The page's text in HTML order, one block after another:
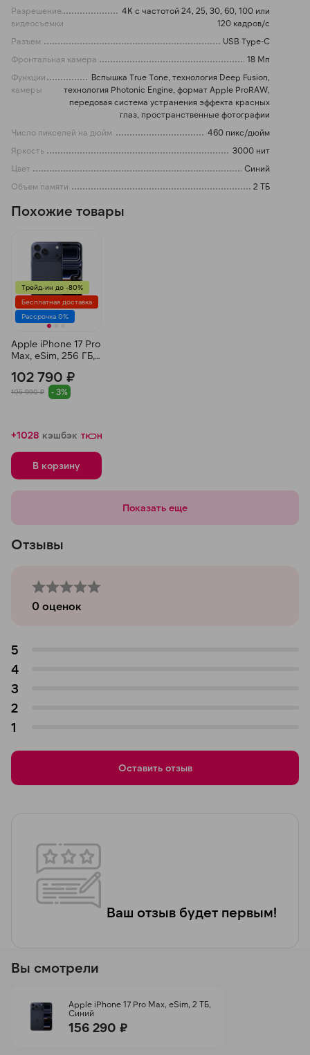
Разрешение
видеосъемки
4K с частотой 24, 25, 30, 60, 100 или
120 кадров/с
Разъем
USB Type-C
Фронтальная камера
18 Мп
Функции
камеры
Вспышка True Tone, технология Deep Fusion,
технология Photonic Engine, формат Apple ProRAW,
передовая система устранения эффекта красных
глаз, пространственные фотографии
Число пикселей на дюйм
460 пикс/дюйм
Яркость
3000 нит
Цвет
Синий
Объем памяти
2 ТБ
Похожие товары
Трейд-ин до -80%
Бесплатная доставка
Рассрочка 0%
Apple iPhone 17 Pro
Max, eSim, 256 ГБ,
102 790 ₽
105 990 ₽ - 3%
+1028 кэшбэк
В корзину
Показать еще
Отзывы
Ваш отзыв будет первым!
0 оценок
5
4
3
2
1
Оставить отзыв
Вы смотрели
Apple iPhone 17 Pro Max, eSim, 2 ТБ,
Синий
156 290 ₽